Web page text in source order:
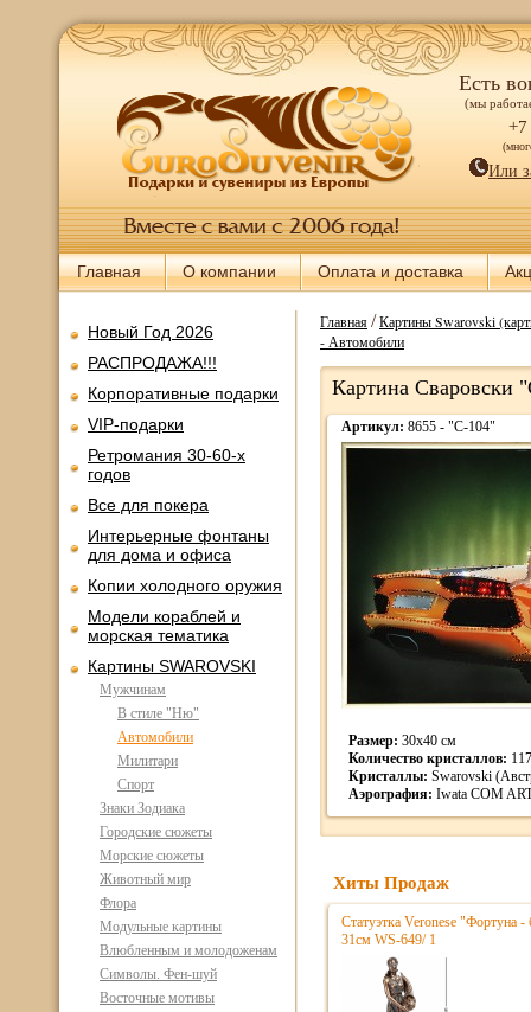
Есть
(мы
+7
Или
Главная О компании Оплата и доставка
Новый Год 2026
РАСПРОДАЖА!!!
Корпоративные подарки
VIP-подарки
Ретромания 30-60-х
годов
Все для покера
Интерьерные фонтаны
для дома и офиса
Копии холодного оружия
Модели кораблей и
морская тематика
Картины SWAROVSKI
Мужчинам
В стиле "Ню"
Автомобили
Милитари
Спорт
Знаки Зодиака
Городские сюжеты
Морские сюжеты
Животный мир
Флора
Модульные картины
Влюбленным и молодоженам
Символы. Фен-шуй
Восточные мотивы
Главная/Картины Swarovski
- Автомобили
Картина Сваровски
Артикул: 8655 - "С-104"
Размер: 30х40 см
Количество кристаллов:
Кристаллы: Swarovski
Аэрография: Iwata COM
Хиты Продаж
Статуэтка Veronese "Фортуна
31см WS-649/ 1